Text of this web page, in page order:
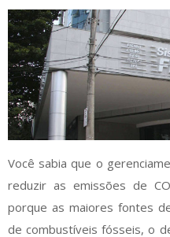
Você sabia que o
reduzir as emissões de
porque as maiores fontes
de combustíveis fósseis, o